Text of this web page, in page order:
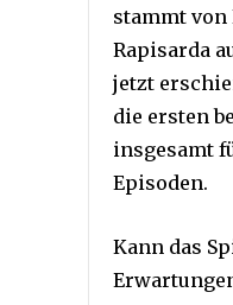
stammt
Rapisarda
jetzt
die ersten
insgesamt
Episoden.
Kann das